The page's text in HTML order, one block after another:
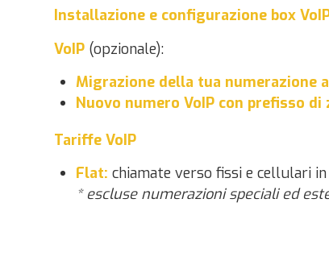
Installazione e configurazione box
VoIP (opzionale):
Migrazione della tua numerazione
Nuovo numero VoIP con prefisso di
Tariffe VoIP
Flat: chiamate verso fissi e cellulari
* escluse numerazioni speciali ed